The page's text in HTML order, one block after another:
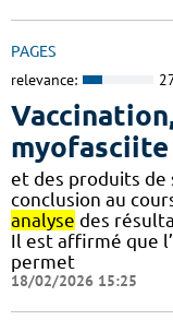
PAGES
relevance:
myofasciite
et des produits de
conclusion au
analyse des
Il est affirmé que
permet
18/02/2026 15:25